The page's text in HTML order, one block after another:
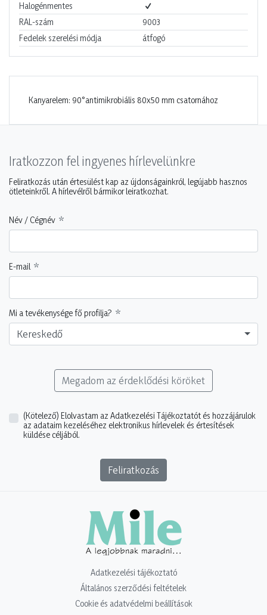
Halogénmentes
RAL-szám
9003
Fedelek szerelési módja
átfogó
Kanyarelem: 90°antimikrobiális 80x50 mm csatornához
Iratkozzon fel ingyenes hírlevelünkre
Feliratkozás után értesülést kap az újdonságainkról, legújabb hasznos
ötleteinkről. A hírlevélről bármikor leiratkozhat.
Név / Cégnév
E-mail
Mi a tevékenysége fő profilja?
Kereskedő
Megadom az érdeklődési köröket
(Kötelező) Elolvastam az Adatkezelési Tájékoztatót és hozzájárulok
az adataim kezeléséhez elektronikus hírlevelek és értesítések
küldése céljából.
Feliratkozás
Adatkezelési tájékoztató
Általános szerződési feltételek
Cookie és adatvédelmi beállítások